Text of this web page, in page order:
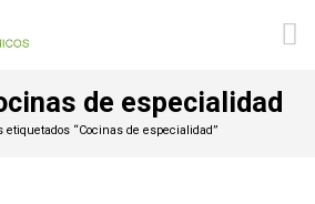
de especialidad
etiquetados “Cocinas de especialidad”